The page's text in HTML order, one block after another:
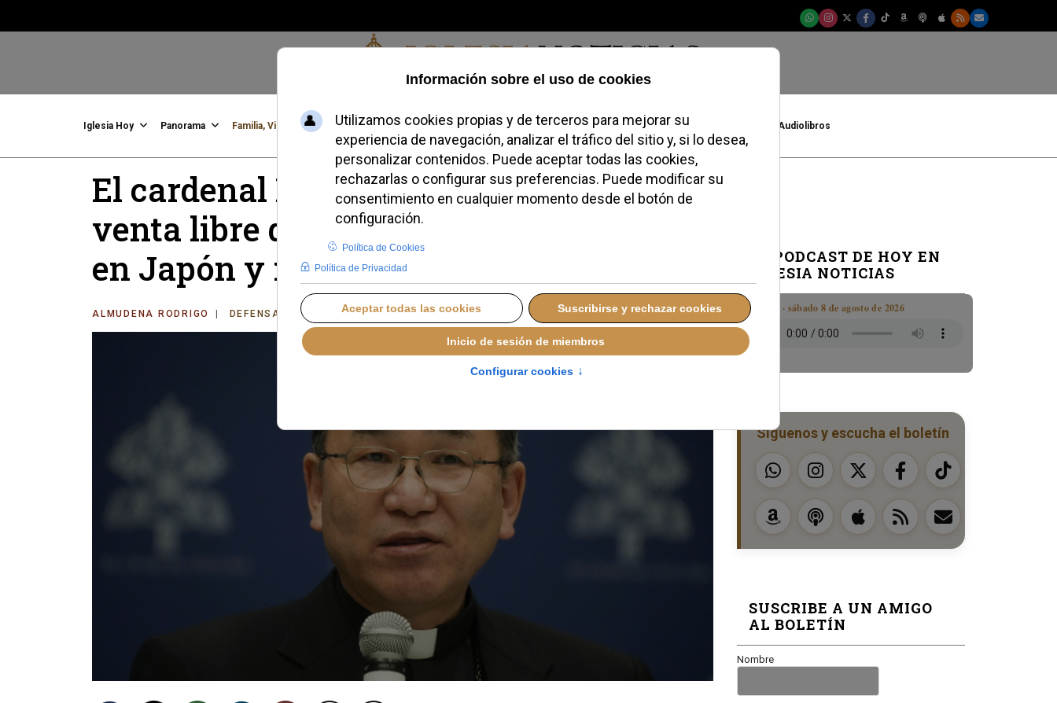
Domingo, 09 de agosto de 2026
Iglesia Hoy Panorama Familia, Vida, Identidad Credofobiómetro Blogs Temas Buscar #JovenesConFe Podcast Audiolibros
El cardenal Isao Kikuchi rechaza la
venta libre de la píldora del día después
en Japón y reclama la educación moral
ALMUDENA RODRIGO DEFENSA DE LA VIDA MARTES, 04 NOVIEMBRE 2025 11:20
EL PODCAST DE HOY EN
IGLESIA NOTICIAS
Boletín · sábado 8 de agosto de 2026
Síguenos y escucha el boletín
SUSCRIBE A UN AMIGO
AL BOLETÍN
Nombre